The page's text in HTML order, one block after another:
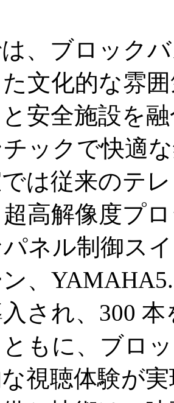
、ブロック
文化的な雰
安全施設を
ックで快適
は従来のテ
超高解像度プ
ネル制御ス
、
され、300
もに、ブロ
視聴体験が